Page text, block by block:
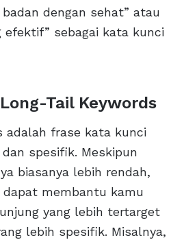
dengan sehat” atau
efektif” sebagai kata kunci
Tail Keywords
adalah frase kata kunci
spesifik. Meskipun
biasanya lebih rendah,
membantu kamu
yang lebih tertarget
lebih spesifik. Misalnya,